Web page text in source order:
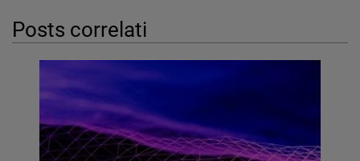
Posts correlati